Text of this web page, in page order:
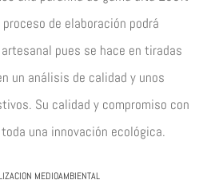
de elaboración podrá
pues se hace en tiradas
un análisis de calidad y unos
Su calidad y compromiso con
una innovación ecológica.
MEDIOAMBIENTAL